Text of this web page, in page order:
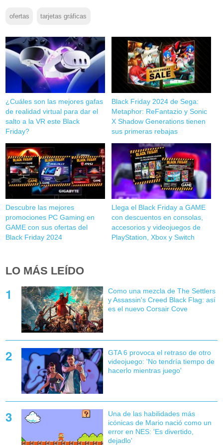
ofertas tarjetas gráficas
¿Cuáles son las mejores gafas
de realidad virtual para dar el
salto a la VR este Black
Friday?
Black Friday 2024 de Sega:
Metaphor: ReFantazio y Sonic
X Shadow Generations tienen
sus primeras rebajas
Descubre las mejores
promociones PC Gaming en
GAME con sus ofertas del
Black Friday 2024
Llega el Black Friday a GAME
con descuentos en consolas,
accesorios y videojuegos de
PlayStation, Xbox y Switch
LO MÁS LEÍDO
Como una mezcla de The Settlers
y Assassin's Creed Black Flag: así
es el nuevo Corsair Cove
GTA 6 provoca el retraso de otro
videojuego: 'No tendría tiempo de
hacerlo mientras juego'
Una de las habilidades más
icónicas de Mario nació como un
error en NES: 'Es divertido,
dejadlo'